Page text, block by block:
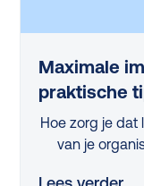
Maximale
praktische
Hoe zorg je dat
van je